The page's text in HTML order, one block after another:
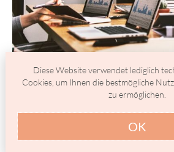
Führungsstärke durch
Teamphasen nach
Diese Website verwendet lediglich
Cookies, um Ihnen die bestmögliche
zu ermöglichen.
OK